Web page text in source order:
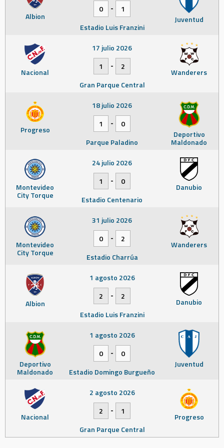
Albion Juventud
0
-
1
Estadio Luis Franzini
Nacional Wanderers
17 julio 2026
1
-
2
Gran Parque Central
Progreso Deportivo
Maldonado
18 julio 2026
1
-
0
Parque Paladino
Montevideo
City Torque
Danubio
24 julio 2026
1
-
0
Estadio Centenario
Montevideo
City Torque
Wanderers
31 julio 2026
0
-
2
Estadio Charrúa
Albion Danubio
1 agosto 2026
2
-
2
Estadio Luis Franzini
Deportivo
Maldonado
Juventud
1 agosto 2026
0
-
0
Estadio Domingo Burgueño
Nacional Progreso
2 agosto 2026
2
-
1
Gran Parque Central